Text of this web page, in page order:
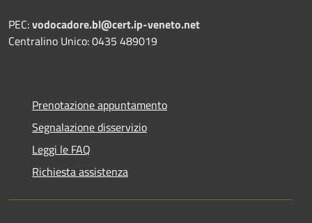
PEC:vodocadore.bl@cert.ip-veneto.net
Centralino Unico: 0435 489019
Prenotazione appuntamento
Segnalazione disservizio
Leggi le FAQ
Richiesta assistenza